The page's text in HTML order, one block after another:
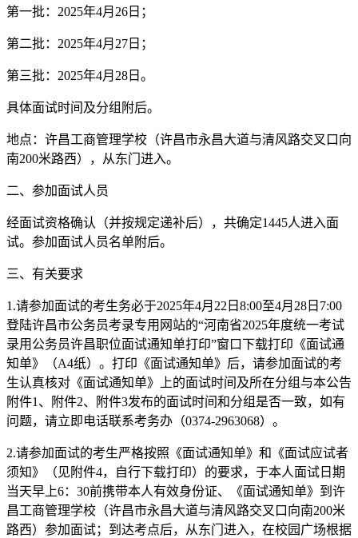
第一批：2025年4月26日；
第二批：2025年4月27日；
第三批：2025年4月28日。
具体面试时间及分组附后。
地点：许昌工商管理学校（许昌市永昌大道与清风路交叉口向
南200米路西），从东门进入。
二、参加面试人员
经面试资格确认（并按规定递补后），共确定1445人进入面
试。参加面试人员名单附后。
三、有关要求
1.请参加面试的考生务必于2025年4月22日8:00至4月28日7:00
登陆许昌市公务员考录专用网站的“河南省2025年度统一考试
录用公务员许昌职位面试通知单打印”窗口下载打印《面试通
知单》（A4纸）。打印《面试通知单》后，请参加面试的考
生认真核对《面试通知单》上的面试时间及所在分组与本公告
附件1、附件2、附件3发布的面试时间和分组是否一致，如有
问题，请立即电话联系考务办（0374-2963068）。
2.请参加面试的考生严格按照《面试通知单》和《面试应试者
须知》（见附件4，自行下载打印）的要求，于本人面试日期
当天早上6：30前携带本人有效身份证、《面试通知单》到许
昌工商管理学校（许昌市永昌大道与清风路交叉口向南200米
路西）参加面试；到达考点后，从东门进入，在校园广场根据